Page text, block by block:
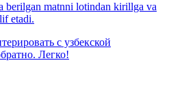
matnni lotindan kirillga va
etadi.
с узбекской
Легко!